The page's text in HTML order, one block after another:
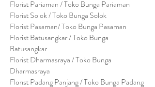
Florist Pariaman / Toko Bunga Pariaman
Florist Solok / Toko Bunga Solok
Florist Pasaman/ Toko Bunga Pasaman
Florist Batusangkar / Toko Bunga
Batusangkar
Florist Dharmasraya / Toko Bunga
Dharmasraya
Florist Padang Panjang / Toko Bunga Padang